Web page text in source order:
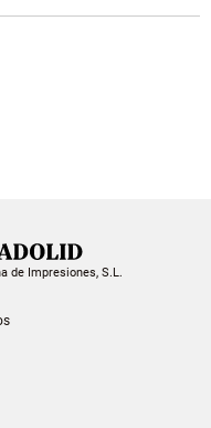
de Impresiones, S.L.